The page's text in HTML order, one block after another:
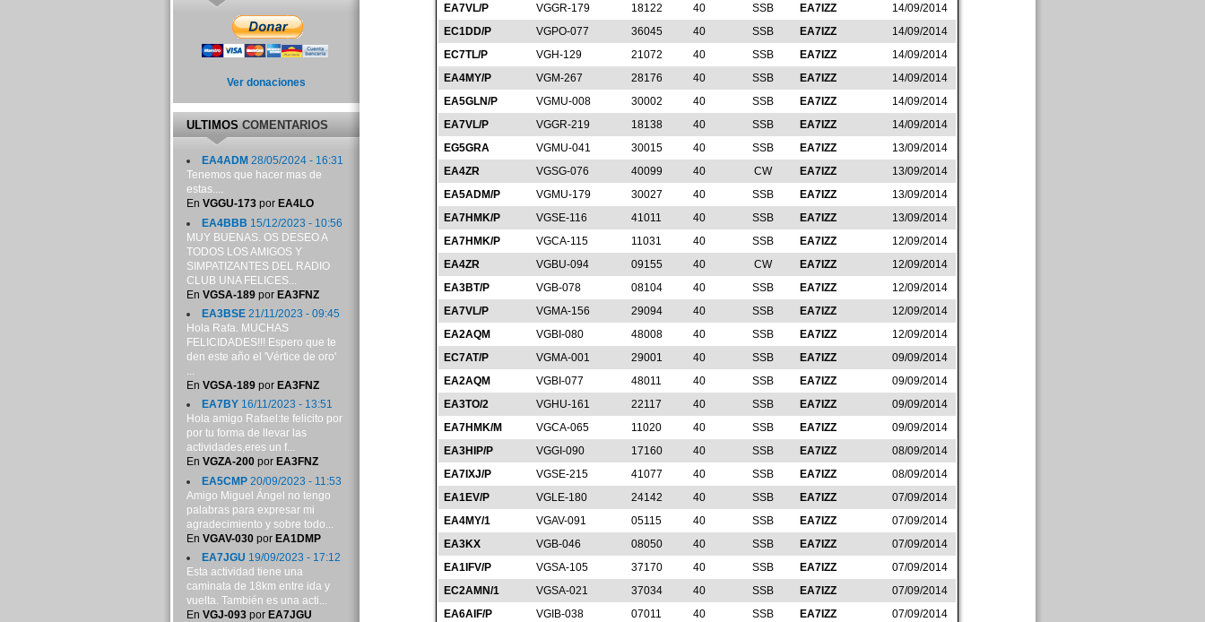
EA7VL/P
VGGR-179 18122 40 SSB EA7IZZ
14/09/2014
EC1DD/P
VGPO-077 36045 40 SSB EA7IZZ
14/09/2014
EC7TL/P
VGH-129 21072 40 SSB EA7IZZ
14/09/2014
EA4MY/P
VGM-267 28176 40 SSB EA7IZZ
14/09/2014
EA5GLN/P
VGMU-008 30002 40 SSB EA7IZZ
14/09/2014
EA7VL/P
VGGR-219 18138 40 SSB EA7IZZ
14/09/2014
EG5GRA
VGMU-041 30015 40 SSB EA7IZZ
13/09/2014
EA4ZR
VGSG-076 40099 40 CW EA7IZZ
13/09/2014
EA5ADM/P
VGMU-179 30027 40 SSB EA7IZZ
13/09/2014
EA7HMK/P
VGSE-116 41011 40 SSB EA7IZZ
13/09/2014
EA7HMK/P
VGCA-115 11031 40 SSB EA7IZZ
12/09/2014
EA4ZR
VGBU-094 09155 40 CW EA7IZZ
12/09/2014
EA3BT/P
VGB-078 08104 40 SSB EA7IZZ
12/09/2014
EA7VL/P
VGMA-156 29094 40 SSB EA7IZZ
12/09/2014
EA2AQM
VGBI-080 48008 40 SSB EA7IZZ
12/09/2014
EC7AT/P
VGMA-001 29001 40 SSB EA7IZZ
09/09/2014
EA2AQM
VGBI-077 48011 40 SSB EA7IZZ
09/09/2014
EA3TO/2
VGHU-161 22117 40 SSB EA7IZZ
09/09/2014
EA7HMK/M
VGCA-065 11020 40 SSB EA7IZZ
09/09/2014
EA3HIP/P
VGGI-090 17160 40 SSB EA7IZZ
08/09/2014
EA7IXJ/P
VGSE-215 41077 40 SSB EA7IZZ
08/09/2014
EA1EV/P
VGLE-180 24142 40 SSB EA7IZZ
07/09/2014
EA4MY/1
VGAV-091 05115 40 SSB EA7IZZ
07/09/2014
EA3KX
VGB-046 08050 40 SSB EA7IZZ
07/09/2014
EA1IFV/P
VGSA-105 37170 40 SSB EA7IZZ
07/09/2014
EC2AMN/1
VGSA-021 37034 40 SSB EA7IZZ
07/09/2014
EA6AIF/P
VGIB-038 07011 40 SSB EA7IZZ
07/09/2014
Ver donaciones
ULTIMOSCOMENTARIOS
EA4ADM 28/05/2024 - 16:31
Tenemos que hacer mas de
estas....
En VGGU-173por EA4LO
EA4BBB 15/12/2023 - 10:56
MUY BUENAS. OS DESEO A
TODOS LOS AMIGOS Y
SIMPATIZANTES DEL RADIO
CLUB UNA FELICES...
En VGSA-189por EA3FNZ
EA3BSE21/11/2023 - 09:45
Hola Rafa. MUCHAS
FELICIDADES!!! Espero que te
den este año el 'Vértice de oro'
...
En VGSA-189por EA3FNZ
EA7BY16/11/2023 - 13:51
Hola amigo Rafael:te felicito por
por tu forma de llevar las
actividades,eres un f...
En VGZA-200por EA3FNZ
EA5CMP20/09/2023 - 11:53
Amigo Miguel Ángel no tengo
palabras para expresar mi
agradecimiento y sobre todo...
En VGAV-030por EA1DMP
EA7JGU 19/09/2023 - 17:12
Esta actividad tiene una
caminata de 18km entre ida y
vuelta. También es una acti...
En VGJ-093por EA7JGU